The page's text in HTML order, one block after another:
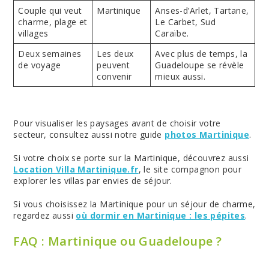
Couple qui veut
charme, plage et
villages
Martinique
Anses-d’Arlet, Tartane,
Le Carbet, Sud
Caraïbe.
Deux semaines
de voyage
Les deux
peuvent
convenir
Avec plus de temps, la
Guadeloupe se révèle
mieux aussi.
Pour visualiser les paysages avant de choisir votre
secteur, consultez aussi notre guide photos Martinique.
Si votre choix se porte sur la Martinique, découvrez aussi
Location Villa Martinique.fr, le site compagnon pour
explorer les villas par envies de séjour.
Si vous choisissez la Martinique pour un séjour de charme,
regardez aussi où dormir en Martinique : les pépites.
FAQ : Martinique ou Guadeloupe ?